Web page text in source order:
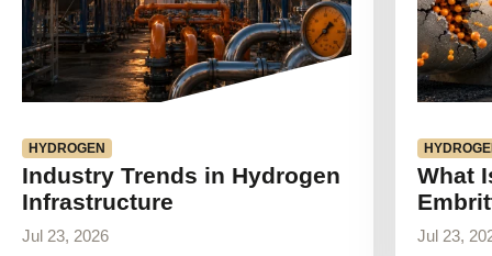
HYDROGEN
Industry Trends in Hydrogen
Infrastructure
Jul 23, 2026
What
Jul 23,